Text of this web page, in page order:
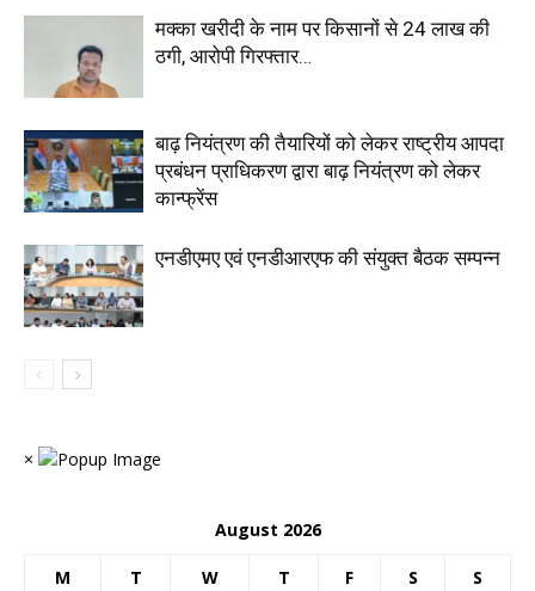
मक्का खरीदी के नाम पर किसानों से 24 लाख की
ठगी, आरोपी गिरफ्तार…
बाढ़ नियंत्रण की तैयारियों को लेकर राष्ट्रीय आपदा
प्रबंधन प्राधिकरण द्वारा बाढ़ नियंत्रण को लेकर
कान्फ्रेंस
एनडीएमए एवं एनडीआरएफ की संयुक्त बैठक सम्पन्न
×
August 2026
M T W T F S S